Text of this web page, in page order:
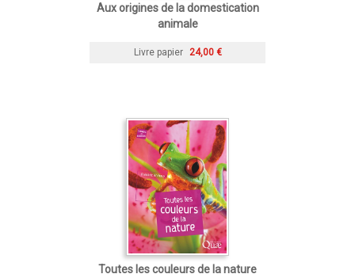
Aux origines de la domestication
animale
Livre papier 24,00 €
Toutes les couleurs de la nature